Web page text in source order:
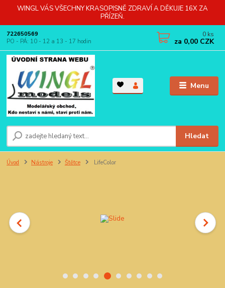
WINGL VÁS VŠECHNY KRASOPISNĚ ZDRAVÍ A DĚKUJE 16X ZA
PŘÍZEŇ.
Menu
Hledat
722650569
PO - PÁ: 10 - 12 a 13 - 17 hodin
0 ks
za 0,00 CZK
Úvod Nástroje Štětce LifeColor